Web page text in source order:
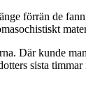
förrän de fann
Där kunde
sista